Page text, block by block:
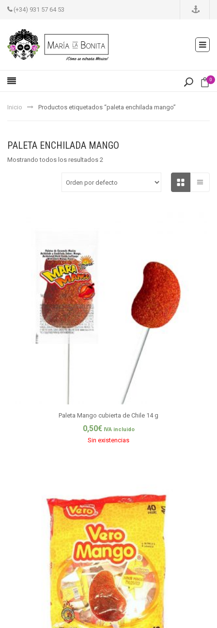
(+34) 931 57 64 53
0
Inicio Productos etiquetados “paleta enchilada mango”
PALETA ENCHILADA MANGO
Mostrando todos los resultados 2
Paleta Mango cubierta de Chile 14 g
0,50€ IVA incluido
Sin existencias